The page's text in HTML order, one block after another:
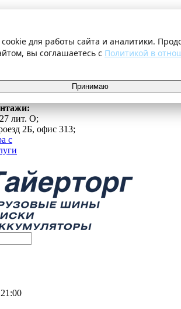
для работы сайта и аналитики.
вы соглашаетесь с Политикой в
Принимаю
209;
лит. О;
2Б, офис 313;
с